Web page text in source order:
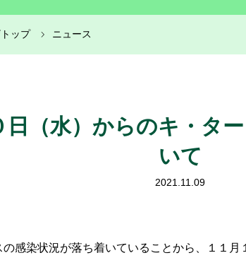
ップ ニュース
日（水）からのキ・タ
いて
2021.11.09
感染状況が落ち着いていることから、１１